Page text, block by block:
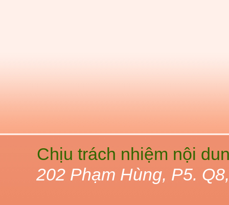
Chịu trách nhiệm nội
202 Phạm Hùng, P5.